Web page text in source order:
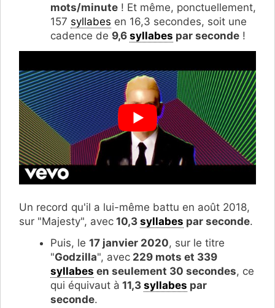
mots/minute ! Et même, ponctuellement,
157 syllabes en 16,3 secondes, soit une
cadence de 9,6 syllabes par seconde !
Un record qu'il a lui-même battu en août 2018,
sur "Majesty", avec 10,3 syllabes par seconde.
Puis, le 17 janvier 2020, sur le titre
"Godzilla", avec 229 mots et 339
syllabes en seulement 30 secondes, ce
qui équivaut à 11,3 syllabes par
seconde.